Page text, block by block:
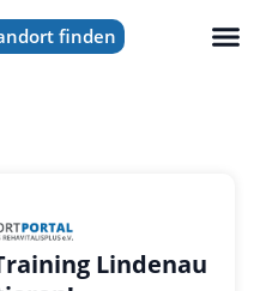
finden
Lindenau